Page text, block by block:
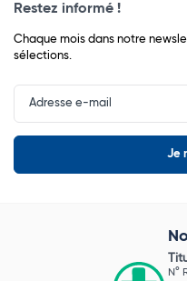
Restez informé !
Chaque mois dans notre
sélections.
Input
Newsletter
N°